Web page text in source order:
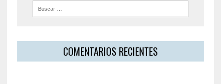
COMENTARIOS RECIENTES